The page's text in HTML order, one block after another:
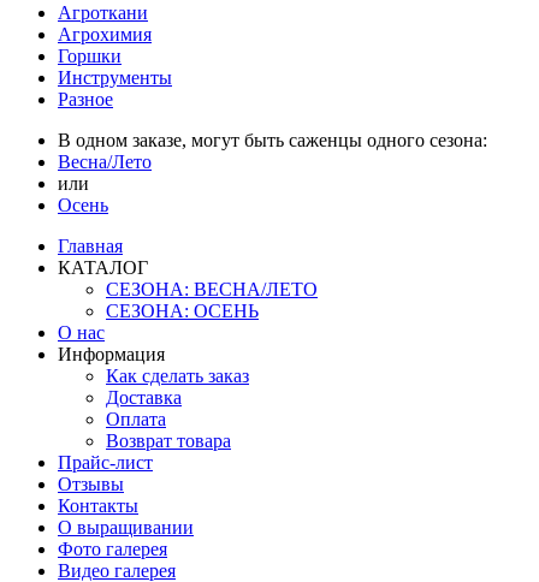
Агроткани
Агрохимия
Горшки
Инструменты
Разное
В одном заказе, могут быть саженцы одного сезона:
Весна/Лето
или
Осень
Главная
КАТАЛОГ
СЕЗОНА: ВЕСНА/ЛЕТО
СЕЗОНА: ОСЕНЬ
О нас
Информация
Как сделать заказ
Доставка
Оплата
Возврат товара
Прайс-лист
Отзывы
Контакты
О выращивании
Фото галерея
Видео галерея